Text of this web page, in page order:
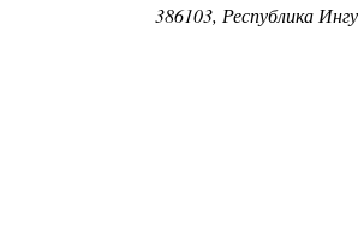
386103, Республика